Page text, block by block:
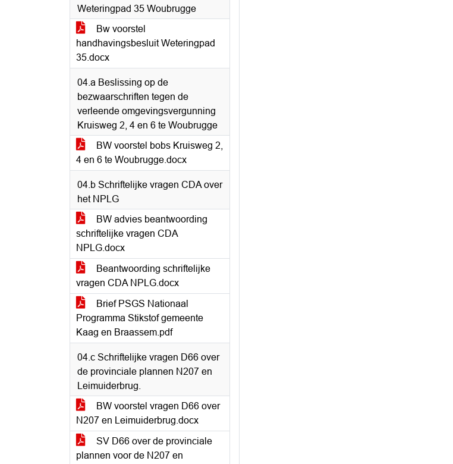
Weteringpad 35 Woubrugge
Bw voorstel
handhavingsbesluit Weteringpad
35.docx
04.a Beslissing op de
bezwaarschriften tegen de
verleende omgevingsvergunning
Kruisweg 2, 4 en 6 te Woubrugge
BW voorstel bobs Kruisweg 2,
4 en 6 te Woubrugge.docx
04.b Schriftelijke vragen CDA over
het NPLG
BW advies beantwoording
schriftelijke vragen CDA
NPLG.docx
Beantwoording schriftelijke
vragen CDA NPLG.docx
Brief PSGS Nationaal
Programma Stikstof gemeente
Kaag en Braassem.pdf
04.c Schriftelijke vragen D66 over
de provinciale plannen N207 en
Leimuiderbrug.
BW voorstel vragen D66 over
N207 en Leimuiderbrug.docx
SV D66 over de provinciale
plannen voor de N207 en